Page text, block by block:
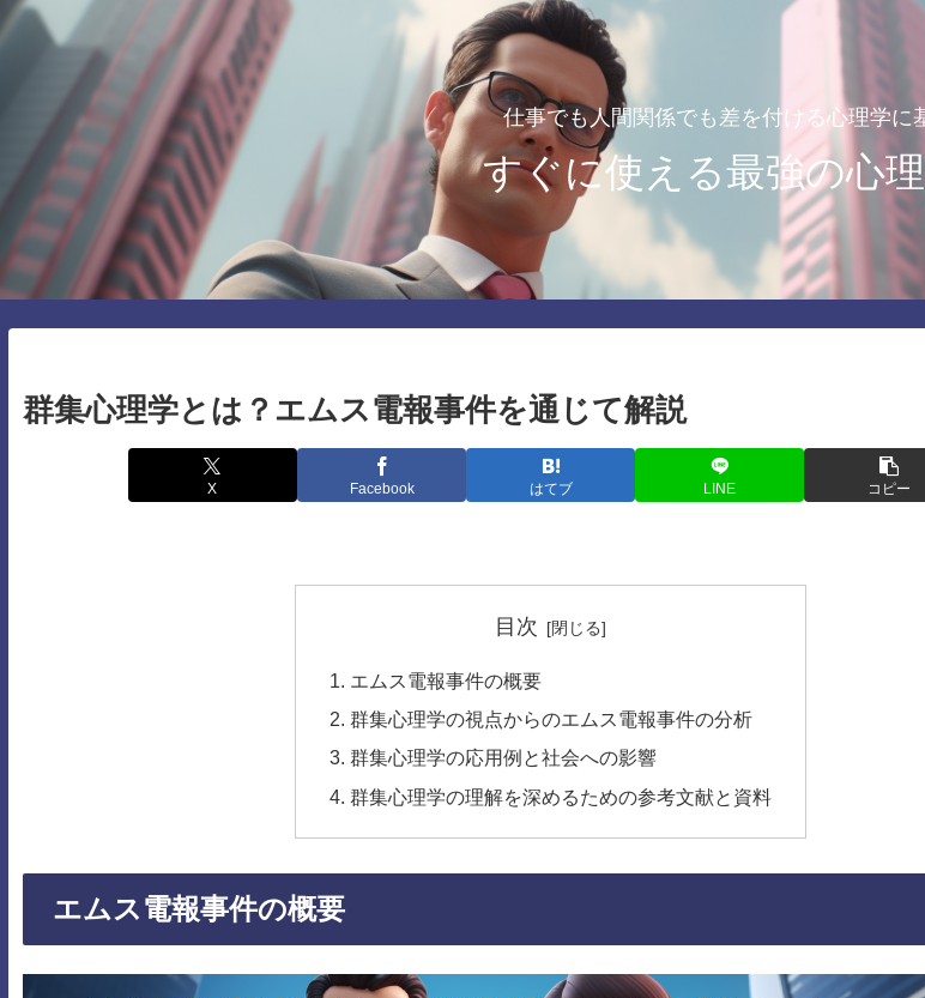
仕事でも人間関係でも差を付ける心理学に
すぐに使える最強の心
群集心理学とは？エムス電報事件を通じて解説
X Facebook はてブ LINE コピー
目次
エムス電報事件の概要
群集心理学の視点からのエムス電報事件の分析
群集心理学の応用例と社会への影響
群集心理学の理解を深めるための参考文献と資料
エムス電報事件の概要